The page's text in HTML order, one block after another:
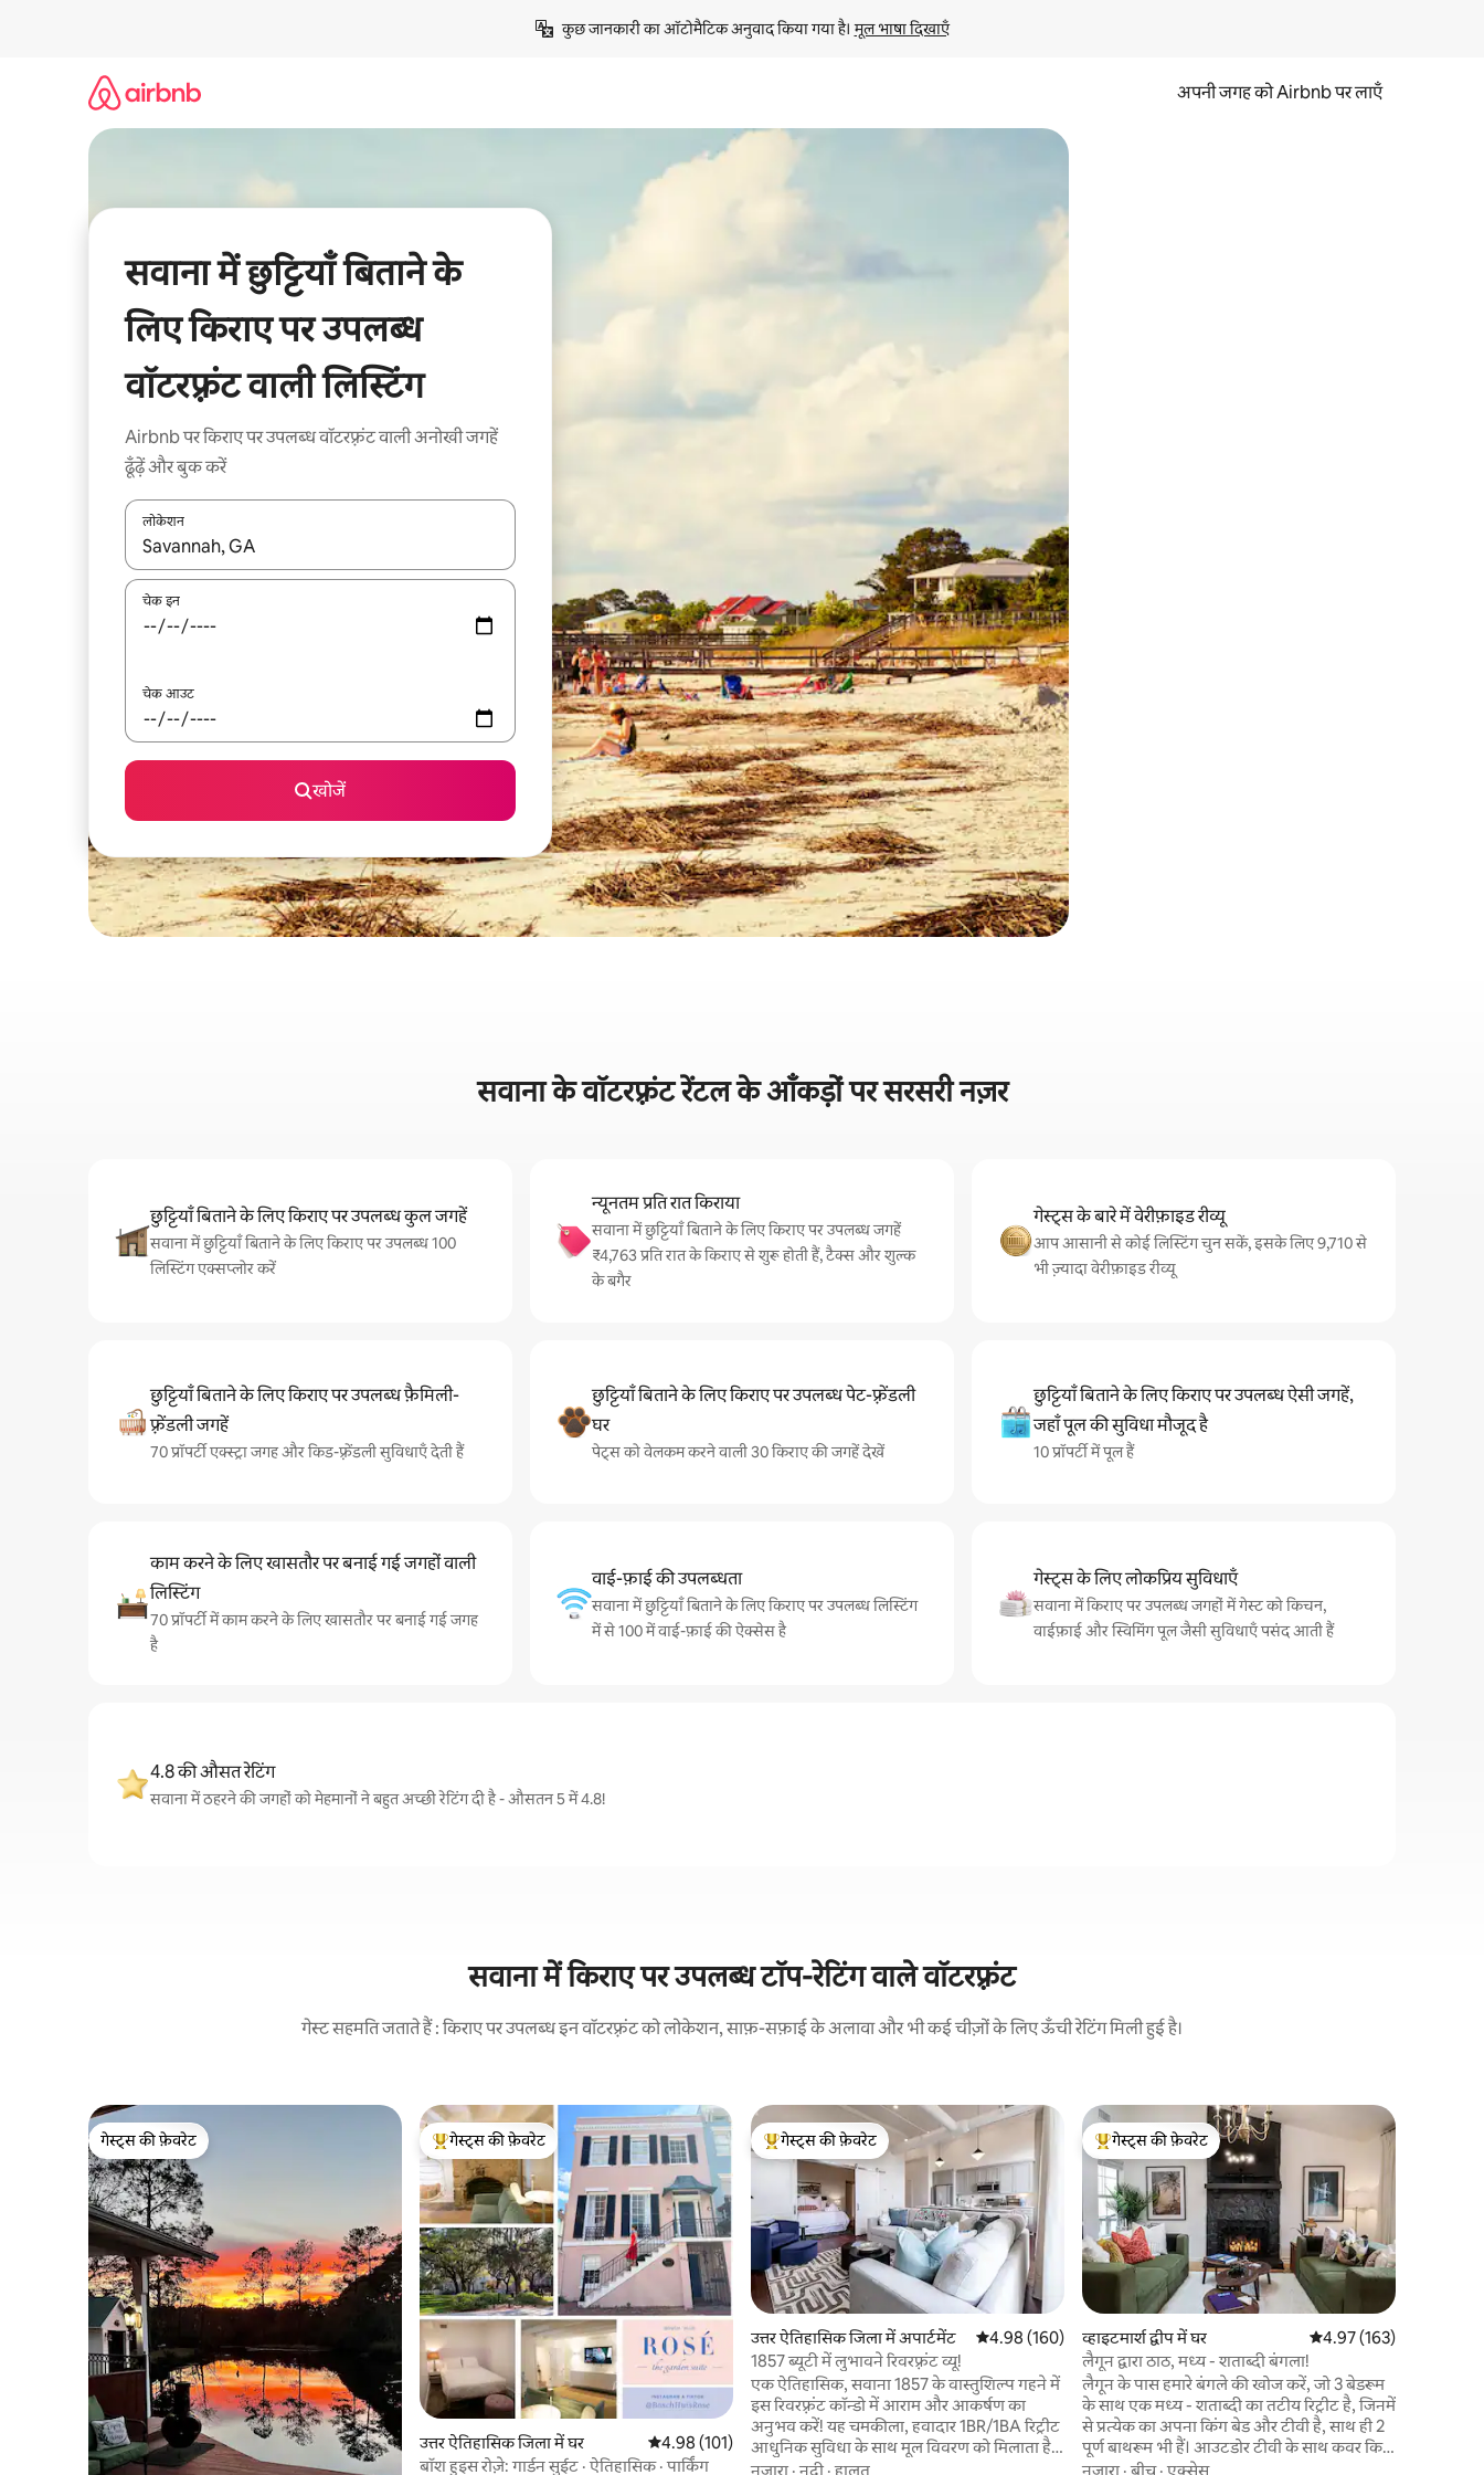
कुछ जानकारी का ऑटोमैटिक अनुवाद किया गया है। मूल भाषा दिखाएँ
अपनी जगह को Airbnb पर लाएँ
सवाना में छुट्टियाँ बिताने के
लिए किराए पर उपलब्ध
वॉटरफ़्रंट वाली लिस्टिंग
Airbnb पर किराए पर उपलब्ध वॉटरफ़्रंट वाली अनोखी जगहें
ढूँढ़ें और बुक करें
लोकेशन
नतीजों के उपलब्ध होने पर, अप और डाउन 'ऐरो की' का इस्तेमाल करके नेविगेट करें या टच या फिर स्वाइप जेस्चर का इस्तेमाल करके एक्सप्लोर करें।
चेक इन
चेक आउट
खोजें
सवाना के वॉटरफ़्रंट रेंटल के आँकड़ों पर सरसरी नज़र
छुट्टियाँ बिताने के लिए किराए पर उपलब्ध कुल जगहें
सवाना में छुट्टियाँ बिताने के लिए किराए पर उपलब्ध 100
लिस्टिंग एक्सप्लोर करें
न्यूनतम प्रति रात किराया
सवाना में छुट्टियाँ बिताने के लिए किराए पर उपलब्ध जगहें
₹4,763 प्रति रात के किराए से शुरू होती हैं, टैक्स और शुल्क
के बगैर
गेस्ट्स के बारे में वेरीफ़ाइड रीव्यू
आप आसानी से कोई लिस्टिंग चुन सकें, इसके लिए 9,710 से
भी ज़्यादा वेरीफ़ाइड रीव्यू
छुट्टियाँ बिताने के लिए किराए पर उपलब्ध फ़ैमिली-
फ़्रेंडली जगहें
70 प्रॉपर्टी एक्स्ट्रा जगह और किड-फ़्रेंडली सुविधाएँ देती हैं
छुट्टियाँ बिताने के लिए किराए पर उपलब्ध पेट-फ़्रेंडली
घर
पेट्स को वेलकम करने वाली 30 किराए की जगहें देखें
छुट्टियाँ बिताने के लिए किराए पर उपलब्ध ऐसी जगहें,
जहाँ पूल की सुविधा मौजूद है
10 प्रॉपर्टी में पूल हैं
काम करने के लिए खासतौर पर बनाई गई जगहों वाली
लिस्टिंग
70 प्रॉपर्टी में काम करने के लिए खासतौर पर बनाई गई जगह
है
वाई-फ़ाई की उपलब्धता
सवाना में छुट्टियाँ बिताने के लिए किराए पर उपलब्ध लिस्टिंग
में से 100 में वाई-फ़ाई की ऐक्सेस है
गेस्ट्स के लिए लोकप्रिय सुविधाएँ
सवाना में किराए पर उपलब्ध जगहों में गेस्ट को किचन,
वाईफ़ाई और स्विमिंग पूल जैसी सुविधाएँ पसंद आती हैं
4.8 की औसत रेटिंग
सवाना में ठहरने की जगहों को मेहमानों ने बहुत अच्छी रेटिंग दी है - औसतन 5 में 4.8!
सवाना में किराए पर उपलब्ध टॉप-रेटिंग वाले वॉटरफ़्रंट
गेस्ट सहमति जताते हैं : किराए पर उपलब्ध इन वॉटरफ़्रंट को लोकेशन, साफ़-सफ़ाई के अलावा और भी कई चीज़ों के लिए ऊँची रेटिंग मिली हुई है।
गेस्ट्स की फ़ेवरेट
गेस्ट्स की फ़ेवरेट
गेस्ट्स का टॉप फ़ेवरेट
गेस्ट्स की फ़ेवरेट
उत्तर ऐतिहासिक जिला में घर औसत रेटिंग 5 में से 4.98, 101 समीक्षाएँ
4.98 (101)
बॉश हुइस रोज़े: गार्डन सुईट · ऐतिहासिक · पार्किंग
गेस्ट्स का टॉप फ़ेवरेट
गेस्ट्स की फ़ेवरेट
उत्तर ऐतिहासिक जिला में अपार्टमेंट औसत रेटिंग 5 में से 4.98, 160 समीक्षाएँ
4.98 (160)
1857 ब्यूटी में लुभावने रिवरफ़्रंट व्यू!
एक ऐतिहासिक, सवाना 1857 के वास्तुशिल्प गहने में
इस रिवरफ़्रंट कॉन्डो में आराम और आकर्षण का
अनुभव करें! यह चमकीला, हवादार 1BR/1BA रिट्रीट
आधुनिक सुविधा के साथ मूल विवरण को मिलाता है!
चार, विशाल लिविंग रूम (पुल - आउट के साथ!) तेज़
नज़ारा ·नदी ·हालत
गेस्ट्स का टॉप फ़ेवरेट
गेस्ट्स की फ़ेवरेट
व्हाइटमार्श द्वीप में घर औसत रेटिंग 5 में से 4.97,
4.97 (163)
लैगून द्वारा ठाठ, मध्य - शताब्दी बंगला!
लैगून के पास हमारे बंगले की खोज करें, जो 3 बेडरूम
के साथ एक मध्य - शताब्दी का तटीय रिट्रीट है, जिनमें
से प्रत्येक का अपना किंग बेड और टीवी है, साथ ही 2
पूर्ण बाथरूम भी हैं। आउटडोर टीवी के साथ कवर किए
गए डेक पर आराम करें या आँगन में सोलो स्टोव फ़ायर
नज़ारा ·बीच·एक्सेस